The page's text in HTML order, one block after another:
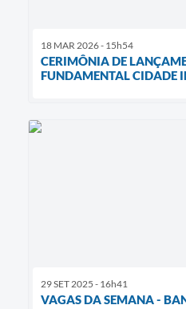
18 MAR 2026 - 15h54
CERIMÔNIA DE
FUNDAMENTAL CIDADE
29 SET 2025 - 16h41
VAGAS DA SEMANA -